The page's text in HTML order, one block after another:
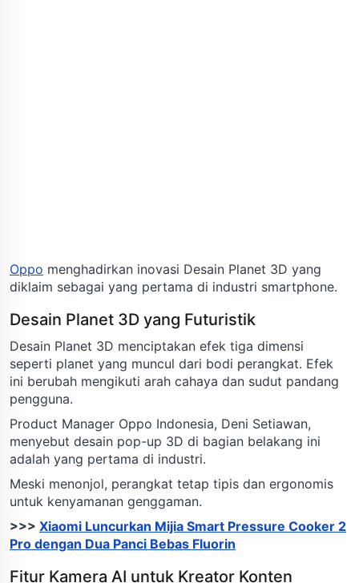
Oppo menghadirkan inovasi Desain Planet 3D yang
diklaim sebagai yang pertama di industri smartphone.
Desain Planet 3D yang Futuristik
Desain Planet 3D menciptakan efek tiga dimensi
seperti planet yang muncul dari bodi perangkat. Efek
ini berubah mengikuti arah cahaya dan sudut pandang
pengguna.
Product Manager Oppo Indonesia, Deni Setiawan,
menyebut desain pop-up 3D di bagian belakang ini
adalah yang pertama di industri.
Meski menonjol, perangkat tetap tipis dan ergonomis
untuk kenyamanan genggaman.
>>> Xiaomi Luncurkan Mijia Smart Pressure Cooker 2
Pro dengan Dua Panci Bebas Fluorin
Fitur Kamera AI untuk Kreator Konten